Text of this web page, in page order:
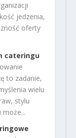
jedzenia,
oferty
cateringu
to zadanie,
wielu
stylu